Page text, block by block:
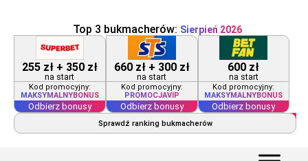
Top 3 bukmacherów: Sierpień 2026
255 zł + 350 zł
na start
Kod promocyjny:
MAKSYMALNYBONUS
Odbierz bonusy
660 zł + 300 zł
na start
Kod promocyjny:
PROMOCJAVIP
Odbierz bonusy
600 zł
na start
Kod promocyjny:
MAKSYMALNYBONUS
Odbierz bonusy
Sprawdź ranking bukmacherów